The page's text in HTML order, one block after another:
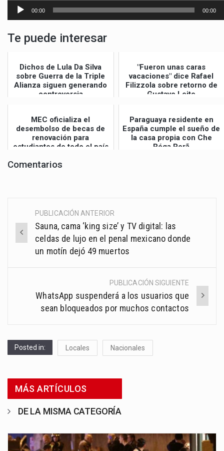
Reproductor
00:00 00:00
Te puede interesar
Dichos de Lula Da Silva
sobre Guerra de la Triple
Alianza siguen generando
controversia
"Fueron unas caras
vacaciones" dice Rafael
Filizzola sobre retorno de
Gustavo Leite
MEC oficializa el
desembolso de becas de
renovación para
estudiantes de todo el país
Paraguaya residente en
España cumple el sueño de
la casa propia con Che
Róga Porã
Comentarios
Post
navigation
PUBLICACIÓN ANTERIOR
Sauna, cama ‘king size’ y TV digital: las
celdas de lujo en el penal mexicano donde
un motín dejó 49 muertos
PUBLICACIÓN SIGUIENTE
WhatsApp suspenderá a los usuarios que
sean bloqueados por muchos contactos
Posted in: Locales Nacionales
MÁS ARTÍCULOS
DE LA MISMA CATEGORÍA